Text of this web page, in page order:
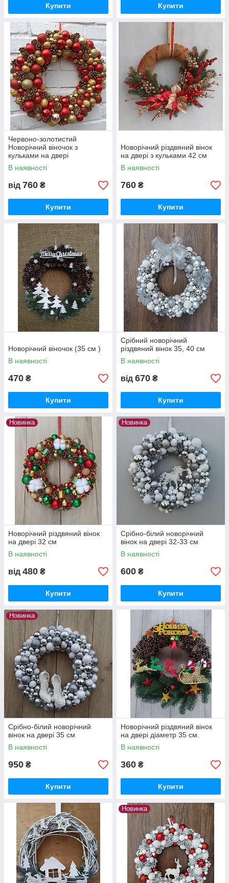
Купити Купити
Червоно-золотистий
Новорічний віночок з
кульками на двері
В наявності
від 760 ₴
Купити
Новорічний різдвяний вінок
на двері з кульками 42 см
В наявності
760 ₴
Купити
Новорічний віночок (35 см )
В наявності
470 ₴
Купити
Срібний новорічний
різдвяний вінок 35, 40 см
В наявності
від 670 ₴
Купити
Новинка
Новорічний різдвяний вінок
на двері 32 см
В наявності
від 480 ₴
Купити
Новинка
Срібно-білий новорічний
вінок на двері 32-33 см
В наявності
600 ₴
Купити
Новинка
Срібно-білий новорічний
вінок на двері 35 см
В наявності
950 ₴
Купити
Новорічний різдвяний вінок
на двері діаметр 35 см.
В наявності
360 ₴
Купити
Новинка